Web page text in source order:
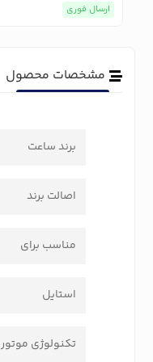
ارسال فوری
مشخصات محصول
برند ساعت
اصالت برند
مناسب برای
استایل
تکنولوژی موتور